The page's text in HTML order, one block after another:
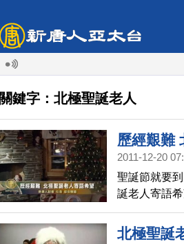
關鍵字：北極聖誕老人
歷經艱難
2011-12-20
聖誕節就要
誕老人寄語
北極聖誕